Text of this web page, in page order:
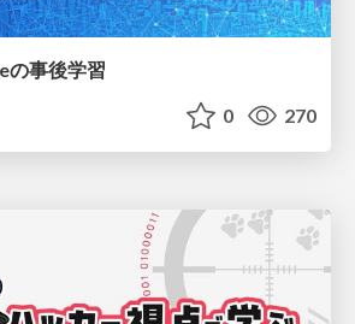
の事後学習
0 270